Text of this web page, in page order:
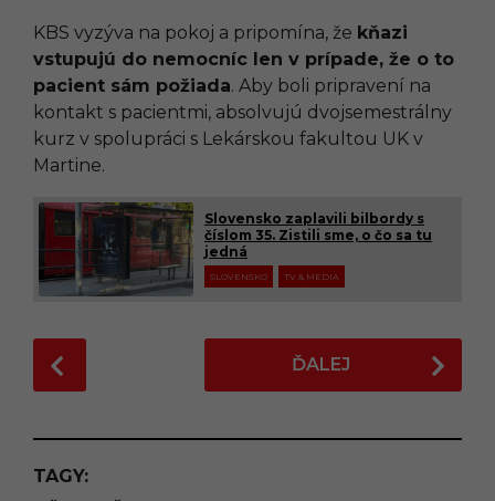
KBS vyzýva na pokoj a pripomína, že kňazi
vstupujú do nemocníc len v prípade, že o to
pacient sám požiada. Aby boli pripravení na
kontakt s pacientmi, absolvujú dvojsemestrálny
kurz v spolupráci s Lekárskou fakultou UK v
Martine.
Slovensko zaplavili bilbordy s
číslom 35. Zistili sme, o čo sa tu
jedná
SLOVENSKO TV & MEDIA
o
t
P
ĎALEJ
TAGY: